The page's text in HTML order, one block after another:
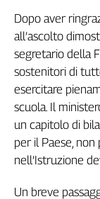
di
Genova,
il
sangue
della
anni
Cgil
Dopo aver
all’ascolto
segretario della
sostenitori di
esercitare
scuola. Il
un capitolo di
per il Paese,
nell’Istruzione
Un breve